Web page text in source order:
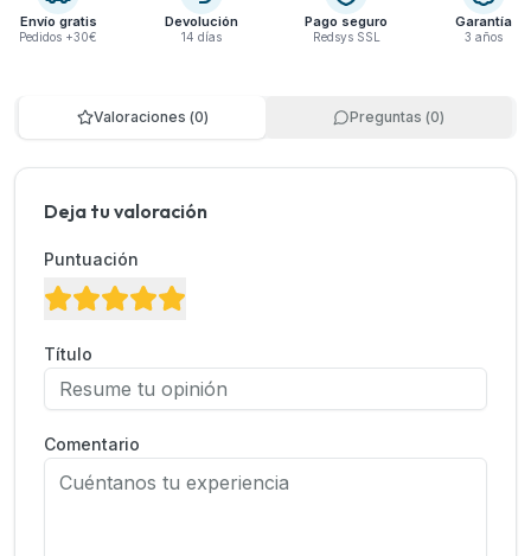
Envío gratis
Pedidos +30€
Devolución
14 días
Pago seguro
Redsys SSL
Garantía
3 años
Valoraciones (0) Preguntas (0)
Deja tu valoración
Puntuación
Título
Comentario